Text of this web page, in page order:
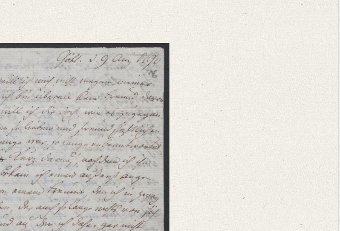
und erläutert durch Josef Körner. Bd. 1. Zürich u.a. 1930, S. 10‒11.
ich bin überall kein Freund davon – [...]“